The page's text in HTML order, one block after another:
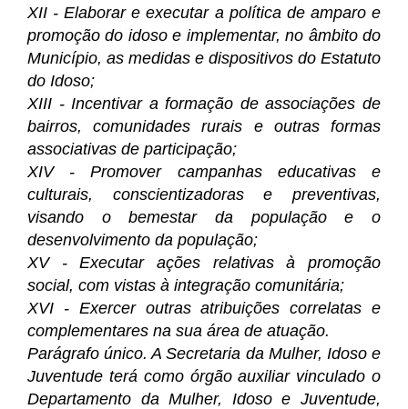
XII - Elaborar e executar a política de amparo e
promoção do idoso e implementar, no âmbito do
Município, as medidas e dispositivos do Estatuto
do Idoso;
XIII - Incentivar a formação de associações de
bairros, comunidades rurais e outras formas
associativas de participação;
XIV - Promover campanhas educativas e
culturais, conscientizadoras e preventivas,
visando o bemestar da população e o
desenvolvimento da população;
XV - Executar ações relativas à promoção
social, com vistas à integração comunitária;
XVI - Exercer outras atribuições correlatas e
complementares na sua área de atuação.
Parágrafo único. A Secretaria da Mulher, Idoso e
Juventude terá como órgão auxiliar vinculado o
Departamento da Mulher, Idoso e Juventude,